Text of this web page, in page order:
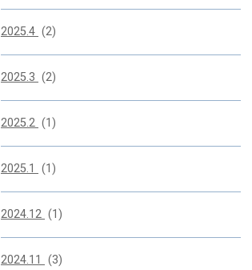
2025.4 (2)
2025.3 (2)
2025.2 (1)
2025.1 (1)
2024.12 (1)
2024.11 (3)